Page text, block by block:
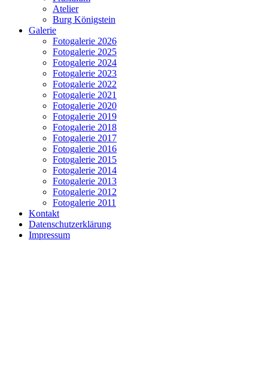
Atelier
Burg Königstein
Galerie
Fotogalerie 2026
Fotogalerie 2025
Fotogalerie 2024
Fotogalerie 2023
Fotogalerie 2022
Fotogalerie 2021
Fotogalerie 2020
Fotogalerie 2019
Fotogalerie 2018
Fotogalerie 2017
Fotogalerie 2016
Fotogalerie 2015
Fotogalerie 2014
Fotogalerie 2013
Fotogalerie 2012
Fotogalerie 2011
Kontakt
Datenschutzerklärung
Impressum